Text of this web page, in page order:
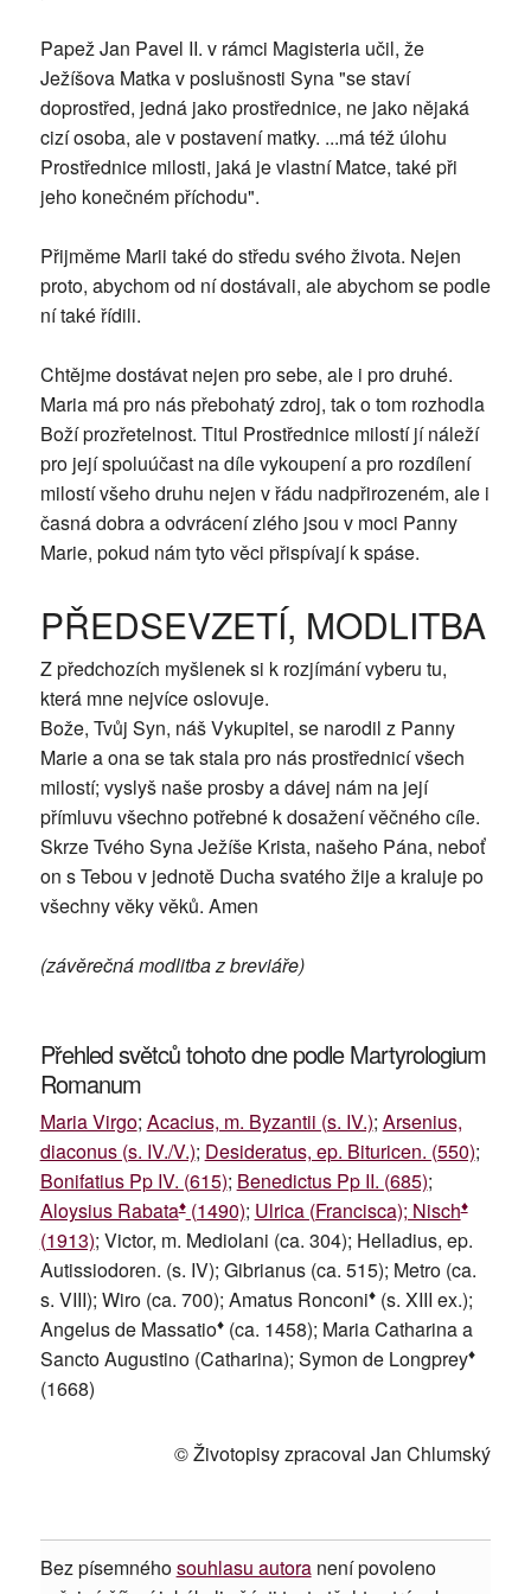
Papež Jan Pavel II. v rámci Magisteria učil, že
Ježíšova Matka v poslušnosti Syna "se staví
doprostřed, jedná jako prostřednice, ne jako nějaká
cizí osoba, ale v postavení matky. ...má též úlohu
Prostřednice milosti, jaká je vlastní Matce, také při
jeho konečném příchodu".
Přijměme Marii také do středu svého života. Nejen
proto, abychom od ní dostávali, ale abychom se podle
ní také řídili.
Chtějme dostávat nejen pro sebe, ale i pro druhé.
Maria má pro nás přebohatý zdroj, tak o tom rozhodla
Boží prozřetelnost. Titul Prostřednice milostí jí náleží
pro její spoluúčast na díle vykoupení a pro rozdílení
milostí všeho druhu nejen v řádu nadpřirozeném, ale i
časná dobra a odvrácení zlého jsou v moci Panny
Marie, pokud nám tyto věci přispívají k spáse.
PŘEDSEVZETÍ, MODLITBA
Z předchozích myšlenek si k rozjímání vyberu tu,
která mne nejvíce oslovuje.
Bože, Tvůj Syn, náš Vykupitel, se narodil z Panny
Marie a ona se tak stala pro nás prostřednicí všech
milostí; vyslyš naše prosby a dávej nám na její
přímluvu všechno potřebné k dosažení věčného cíle.
Skrze Tvého Syna Ježíše Krista, našeho Pána, neboť
on s Tebou v jednotě Ducha svatého žije a kraluje po
všechny věky věků. Amen
(závěrečná modlitba z breviáře)
Přehled světců tohoto dne podle Martyrologium
Romanum
Maria Virgo; Acacius, m. Byzantii (s. IV.); Arsenius,
diaconus (s. IV./V.); Desideratus, ep. Bituricen. (550);
Bonifatius Pp IV. (615); Benedictus Pp II. (685);
Aloysius Rabata♦(1490); Ulrica (Francisca); Nisch♦
(1913); Victor, m. Mediolani (ca. 304); Helladius, ep.
Autissiodoren. (s. IV); Gibrianus (ca. 515); Metro (ca.
s. VIII); Wiro (ca. 700); Amatus Ronconi♦(s. XIII ex.);
Angelus de Massatio♦(ca. 1458); Maria Catharina a
Sancto Augustino (Catharina); Symon de Longprey♦
(1668)
© Životopisy zpracoval Jan Chlumský
Bez písemnéhosouhlasu autoranení povoleno